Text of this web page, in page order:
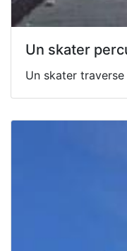
Un skater
Un skater